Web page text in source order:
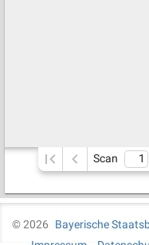
Scan
©2026
Bayerische